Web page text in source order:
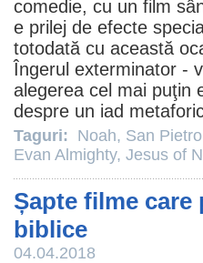
comedie, cu un film
e prilej de efecte
totodată cu această
Îngerul exterminator -
alegerea cel mai puţin
despre un iad
Taguri: Noah, San Pietro
Evan Almighty, Jesus of
Șapte filme
biblice
04.04.2018